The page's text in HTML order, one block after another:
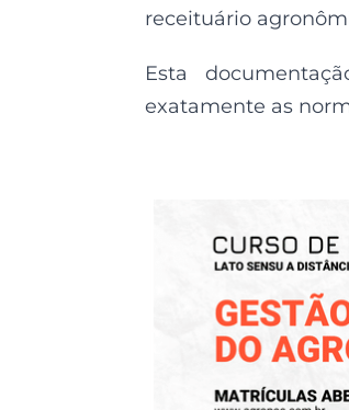
receituário
Esta
exatamente as